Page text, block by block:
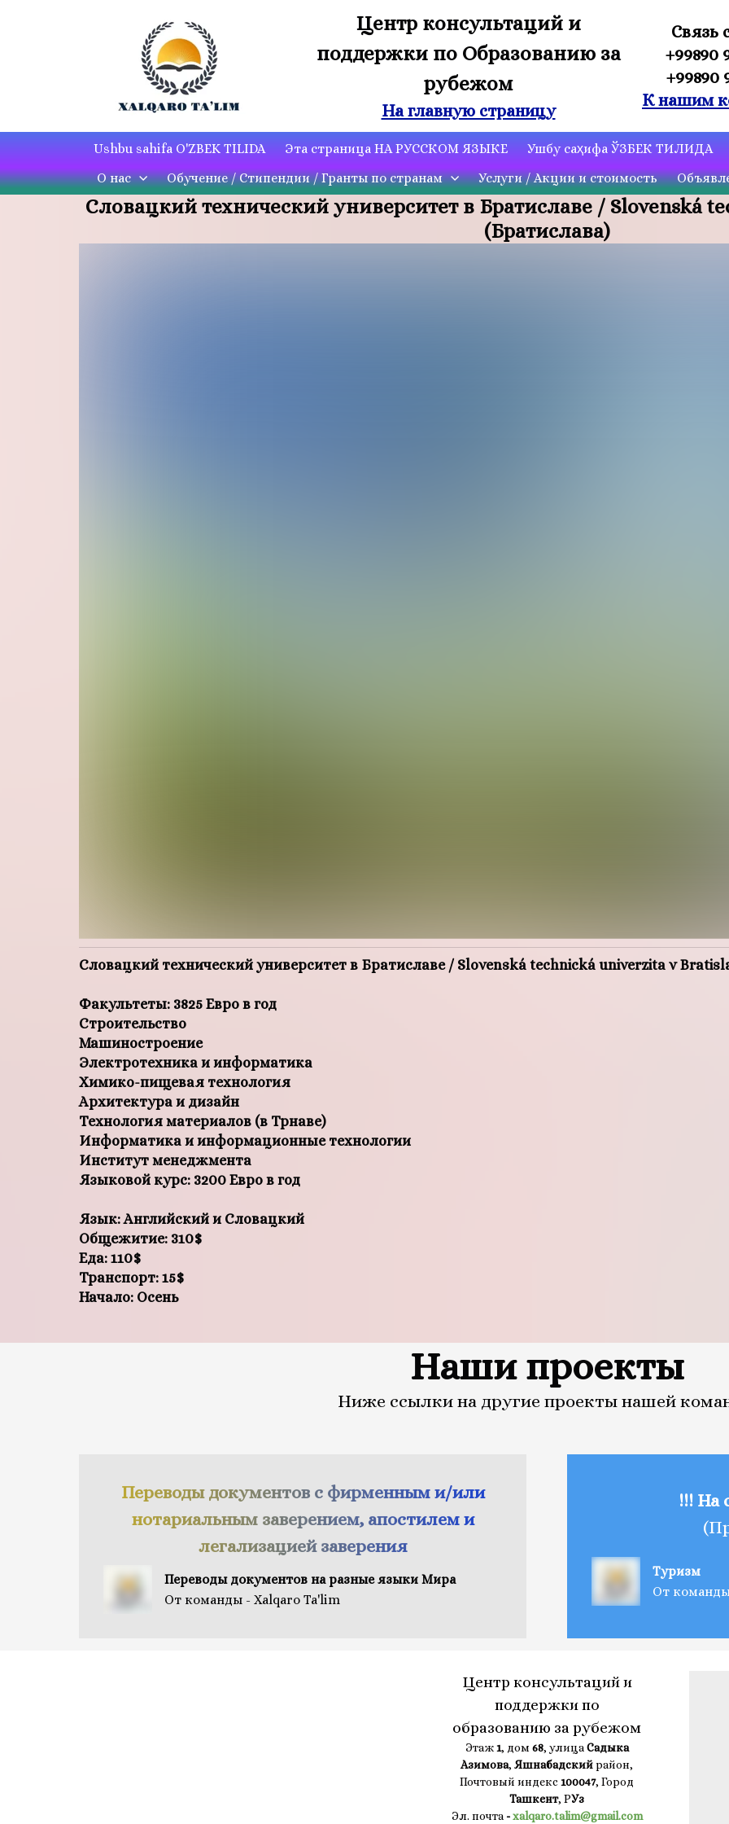
Центр консультаций и
поддержки по Образованию за
рубежом
На главную страницу
Связь
+99890
+99890
К нашим
Ushbu sahifa O'ZBEK TILIDA Эта страница НА РУССКОМ ЯЗЫКЕ
Ушбу саҳифа ЎЗБЕК ТИЛИДА
О нас
Обучение / Стипендии / Гранты по странам Услуги / Акции и стоимость
Словацкий технический университет в Братиславе / Slovenská
(Братислава)
Словацкий технический университет в Братиславе / Slovenská technická univerzita v
Факультеты: 3825 Евро в год
Строительство
Машиностроение
Электротехника и информатика
Химико-пищевая технология
Архитектура и дизайн
Технология материалов (в Трнаве)
Информатика и информационные технологии
Институт менеджмента
Языковой курс: 3200 Евро в год
Язык: Английский и Словацкий
Общежитие: 310$
Еда: 110$
Транспорт: 15$
Начало: Осень
Наши проекты
Ниже ссылки на другие проекты нашей
Переводы документов с фирменным и/или
нотариальным заверением, апостилем и
легализацией заверения
Переводы документов на разные языки Мира
От команды - Xalqaro Ta'lim
!!! На
Туризм
От
Центр консультаций и
поддержки по
образованию за рубежом
Этаж1, дом 68, улицаСадыка
Азимова, Яшнабадскийрайон,
Почтовый индекс100047, Город
Ташкент, РУз
Эл. почта-xalqaro.talim@gmail.com